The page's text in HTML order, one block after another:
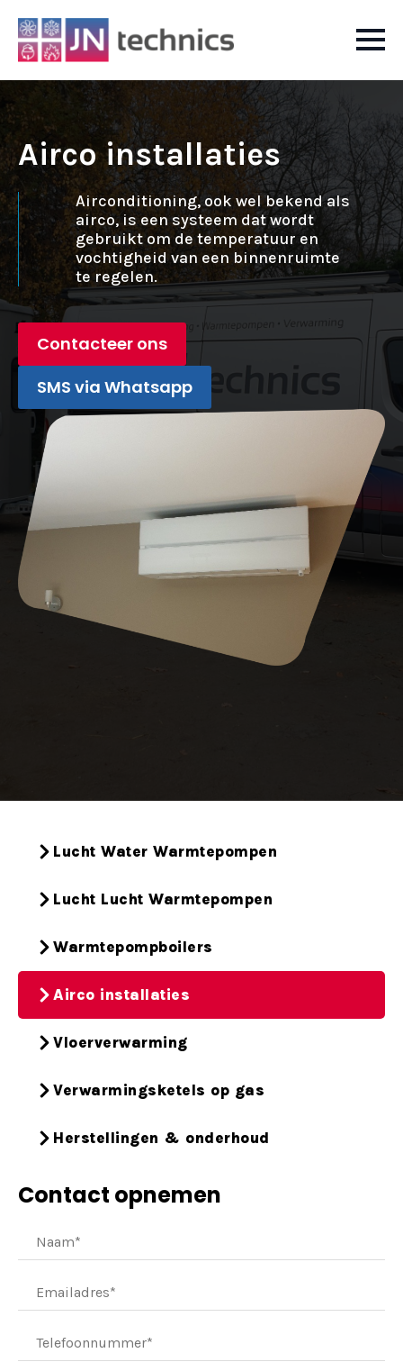
Airco installaties
Airconditioning, ook wel bekend als
airco, is een systeem dat wordt
gebruikt om de temperatuur en
vochtigheid van een binnenruimte
te regelen.
Contacteer ons
SMS via Whatsapp
Lucht Water Warmtepompen
Lucht Lucht Warmtepompen
Warmtepompboilers
Airco installaties
Vloerverwarming
Verwarmingsketels op gas
Herstellingen & onderhoud
Contact opnemen